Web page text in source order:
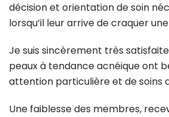
décision et orientation de soin
lorsqu’il leur arrive de craquer
Je suis sincèrement très
peaux à tendance acnéique ont
attention particulière et de soins
Une faiblesse des membres,